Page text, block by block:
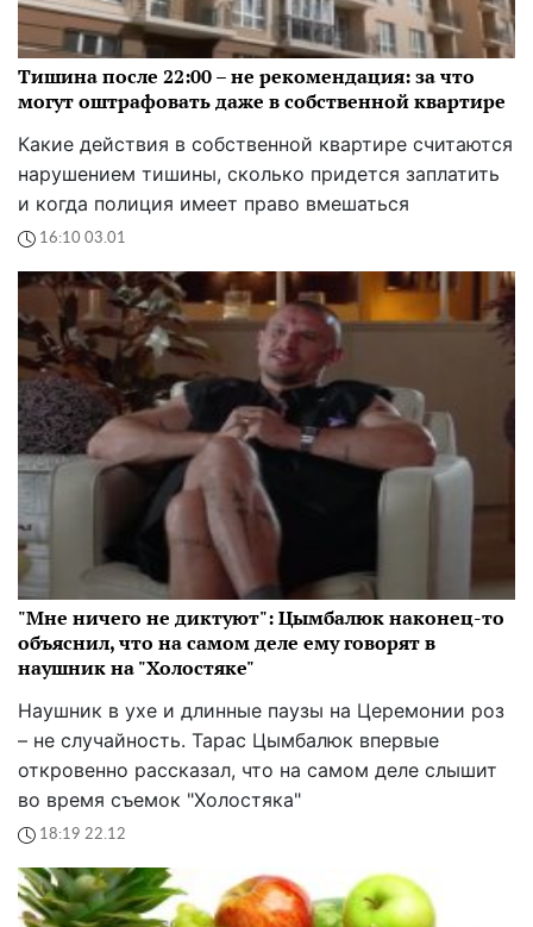
Тишина после 22:00 – не рекомендация: за что
могут оштрафовать даже в собственной квартире
Какие действия в собственной квартире считаются
нарушением тишины, сколько придется заплатить
и когда полиция имеет право вмешаться
16:10 03.01
"Мне ничего не диктуют": Цымбалюк наконец-то
объяснил, что на самом деле ему говорят в
наушник на "Холостяке"
Наушник в ухе и длинные паузы на Церемонии роз
– не случайность. Тарас Цымбалюк впервые
откровенно рассказал, что на самом деле слышит
во время съемок "Холостяка"
18:19 22.12